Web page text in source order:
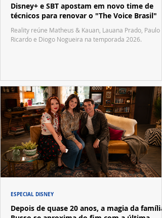
Disney+ e SBT apostam em novo time de
técnicos para renovar o "The Voice Brasil"
Reality reúne Matheus & Kauan, Lauana Prado, Paulo
Ricardo e Diogo Nogueira na temporada 2026.
Depois de quase 20 anos, a magia da família
ESPECIAL DISNEY